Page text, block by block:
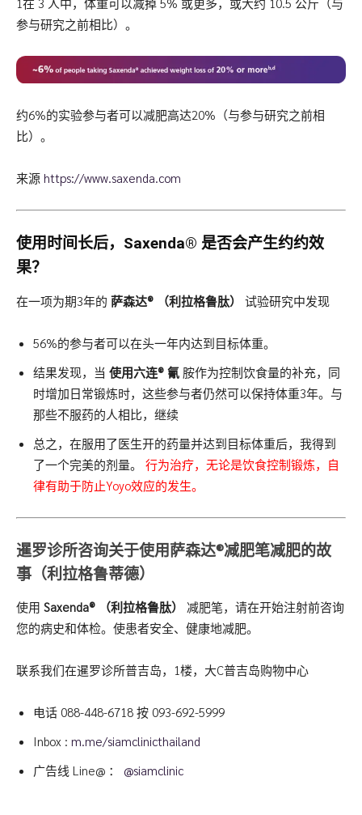
参与研究之前相比）。
约6%的实验参与者可以减肥高达20%（与参与研究之前相
比）。
来源 https://www.saxenda.com
使用时间长后， Saxenda® 是否会产生约约效
果？
在一项为期3年的 萨森达® （利拉格鲁肽） 试验研究中发现
56%的参与者可以在头一年内达到目标体重。
结果发现，当 使用六连® 氰 胺作为控制饮食量的补充，同
时增加日常锻炼时，这些参与者仍然可以保持体重3年。与
那些不服药的人相比，继续
总之，在服用了医生开的药量并达到目标体重后，我得到
了一个完美的剂量。 行为治疗，无论是饮食控制锻炼，自
律有助于防止Yoyo效应的发生。
暹罗诊所咨询关于使用萨森达®减肥笔减肥的故
事（利拉格鲁蒂德）
使用 Saxenda® （利拉格鲁肽）
减肥笔，请在开始注射前咨询
您的病史和体检。使患者安全、健康地减肥。
联系我们在暹罗诊所普吉岛，1楼，大C普吉岛购物中心
电话 088-448-6718 按 093-692-5999
Inbox : m.me/siamclinicthailand
广告线 Line@ ： @siamclinic